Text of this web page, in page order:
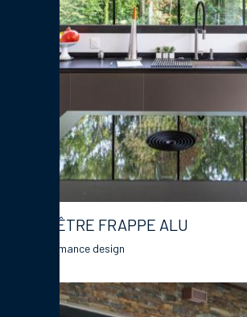
FENÊTRE FRAPPE ALU
La performance design